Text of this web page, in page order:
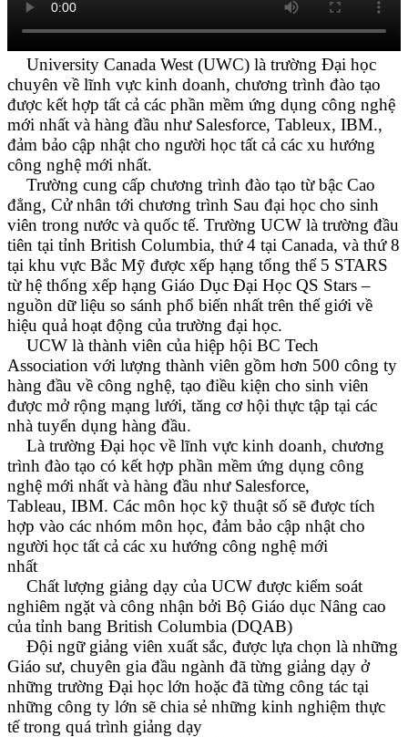
University Canada West (UWC) là trường Đại học
chuyên về lĩnh vực kinh doanh, chương trình đào tạo
được kết hợp tất cả các phần mềm ứng dụng công nghệ
mới nhất và hàng đầu như Salesforce, Tableux, IBM.,
đảm bảo cập nhật cho người học tất cả các xu hướng
công nghệ mới nhất.
Trường cung cấp chương trình đào tạo từ bậc Cao
đẳng, Cử nhân tới chương trình Sau đại học cho sinh
viên trong nước và quốc tế. Trường UCW là trường đầu
tiên tại tỉnh British Columbia, thứ 4 tại Canada, và thứ 8
tại khu vực Bắc Mỹ được xếp hạng tổng thể 5 STARS
từ hệ thống xếp hạng Giáo Dục Đại Học QS Stars –
nguồn dữ liệu so sánh phổ biến nhất trên thế giới về
hiệu quả hoạt động của trường đại học.
UCW là thành viên của hiệp hội BC Tech
Association với lượng thành viên gồm hơn 500 công ty
hàng đầu về công nghệ, tạo điều kiện cho sinh viên
được mở rộng mạng lưới, tăng cơ hội thực tập tại các
nhà tuyển dụng hàng đầu.
Là trường Đại học về lĩnh vực kinh doanh, chương
trình đào tạo có kết hợp phần mềm ứng dụng công
nghệ mới nhất và hàng đầu như Salesforce,
Tableau, IBM. Các môn học kỹ thuật số sẽ được tích
hợp vào các nhóm môn học, đảm bảo cập nhật cho
người học tất cả các xu hướng công nghệ mới
nhất
Chất lượng giảng dạy của UCW được kiểm soát
nghiêm ngặt và công nhận bởi Bộ Giáo dục Nâng cao
của tỉnh bang British Columbia (DQAB)
Đội ngữ giảng viên xuất sắc, được lựa chọn là những
Giáo sư, chuyên gia đầu ngành đã từng giảng dạy ở
những trường Đại học lớn hoặc đã từng công tác tại
những công ty lớn sẽ chia sẻ những kinh nghiệm thực
tế trong quá trình giảng dạy